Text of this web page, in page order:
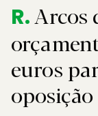
R.Arcos
euros
oposição